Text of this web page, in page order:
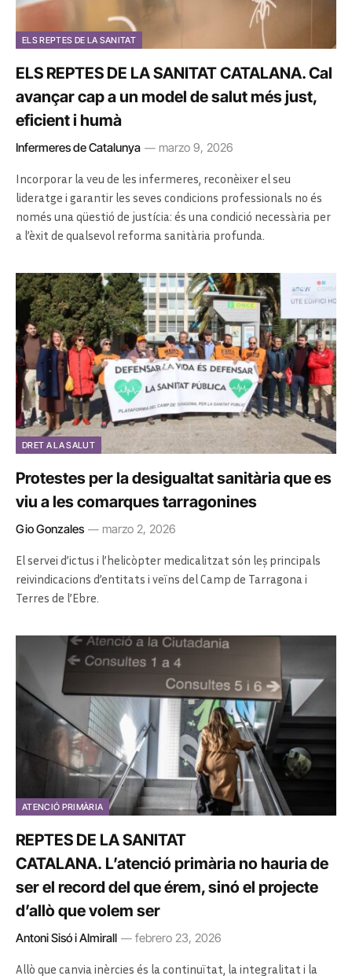
ELS REPTES DE LA SANITAT
ELS REPTES DE LA SANITAT CATALANA. Cal
avançar cap a un model de salut més just,
eficient i humà
Infermeres de Catalunya marzo 9, 2026
Incorporar la veu de les infermeres, reconèixer el seu
lideratge i garantir les seves condicions professionals no és
només una qüestió de justícia: és una condició necessària per
a l’èxit de qualsevol reforma sanitària profunda.
DRET A LA SALUT
Protestes per la desigualtat sanitària que es
viu a les comarques tarragonines
Gio Gonzales marzo 2, 2026
El servei d’ictus i l’helicòpter medicalitzat són leș principals
reivindicacions d’entitats i veïns del Camp de Tarragona i
Terres de l’Ebre.
ATENCIÓ PRIMÀRIA
REPTES DE LA SANITAT
CATALANA. L’atenció primària no hauria de
ser el record del que érem, sinó el projecte
d’allò que volem ser
Antoni Sisó i Almirall febrero 23, 2026
Allò que canvia inèrcies és la continuïtat, la integralitat i la